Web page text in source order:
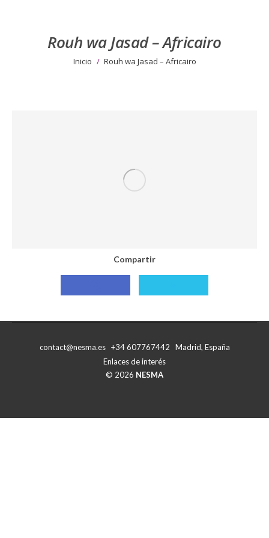
Rouh wa Jasad – Africairo
Estás aquí:
Inicio Rouh wa Jasad – Africairo
Compartir
Compartir
Compartir
contact@nesma.es +34 607767442 Madrid, España
Enlaces de interés
© 2026 NESMA